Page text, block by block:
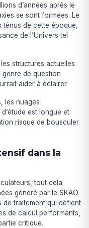
d’années après le
se sont formées. Le
de cette époque,
de l’Univers tel
structures actuelles
genre de question
aider à éclairer.
les nuages
est longue et
risque de bousculer
dans la
tout cela
généré par le SKAO
traitement qui défient
de calcul performants,
critique.